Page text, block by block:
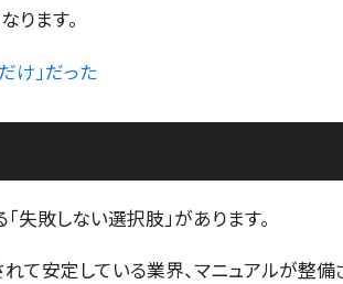
ります。
け」だった
失敗しない選択肢」があります。
て安定している業界、マニュアルが整備